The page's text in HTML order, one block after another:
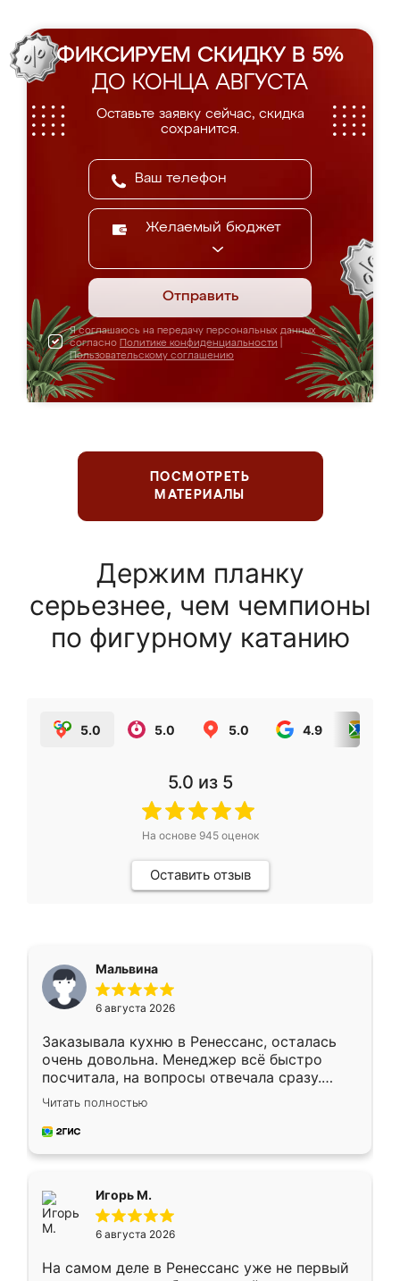
ФИКСИРУЕМ СКИДКУ В 5%
ДО КОНЦА АВГУСТА
Оставьте заявку сейчас, скидка
сохранится.
Желаемый бюджет
Отправить
Я соглашаюсь на передачу персональных данных
согласно Политике конфиденциальности
Пользовательскому соглашению
ПОСМОТРЕТЬ
МАТЕРИАЛЫ
Держим планку
серьезнее, чем чемпионы
по фигурному катанию
5.0 5.0 5.0 4.9
5.0 из 5
На основе 945оценок
Оставить отзыв
Мальвина
6 августа 2026
Заказывала кухню в Ренессанс, осталась
очень довольна. Менеджер всё быстро
посчитала, на вопросы отвечала сразу.
Замерщик приехал в субботу, подошёл к
делу со всей ответственностью. Собрали
за день, ребята работали аккуратно, даже
Читать полностью
Игорь М.
6 августа 2026
На самом деле в Ренессанс уже не первый